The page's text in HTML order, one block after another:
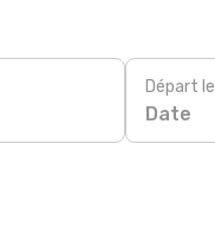
Départ le
Date